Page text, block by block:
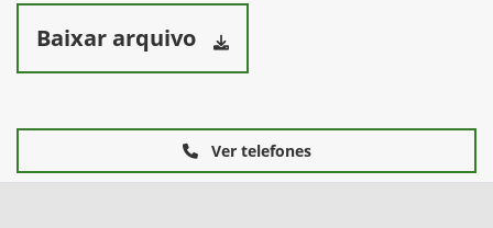
Baixar arquivo
Ver telefones